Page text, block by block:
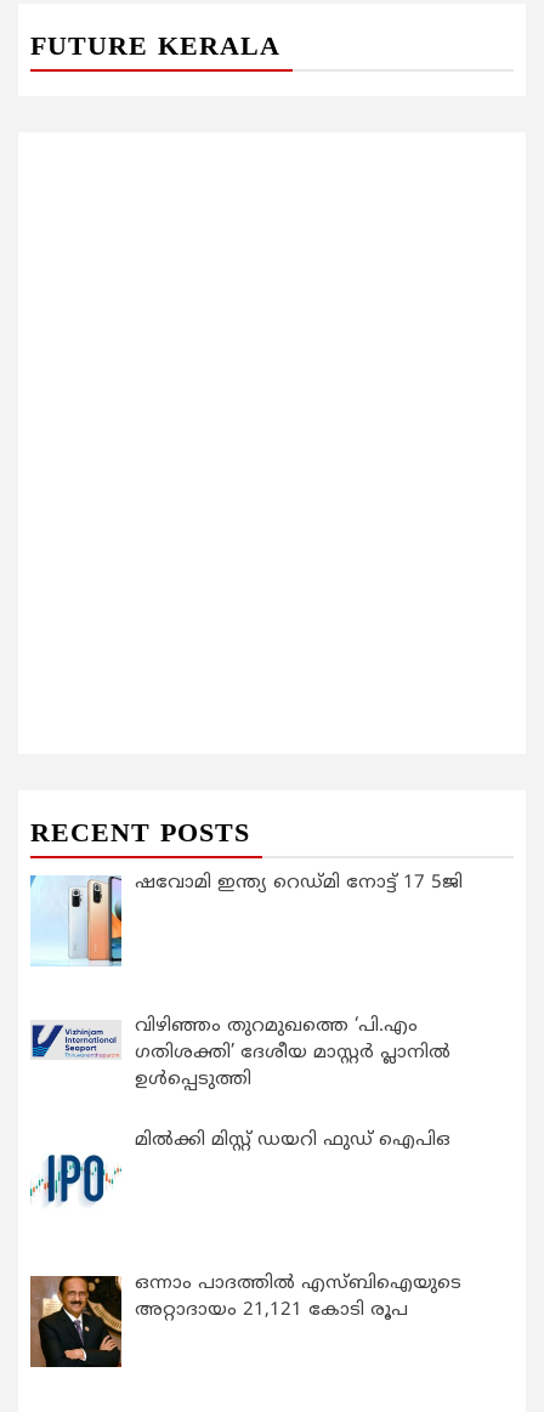
FUTURE KERALA
RECENT POSTS
ഷവോമി ഇന്ത്യ റെഡ്മി നോട്ട് 17 5ജി
വിഴിഞ്ഞം തുറമുഖത്തെ ‘പി.എം
ഗതിശക്തി’ ദേശീയ മാസ്റ്റർ പ്ലാനിൽ
ഉൾപ്പെടുത്തി
മിൽക്കി മിസ്റ്റ് ഡയറി ഫുഡ് ഐപിഒ
ഒന്നാം പാദത്തിൽ എസ്ബിഐയുടെ
അറ്റാദായം 21,121 കോടി രൂപ